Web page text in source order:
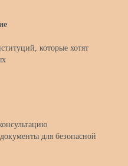
которые хотят
для безопасной